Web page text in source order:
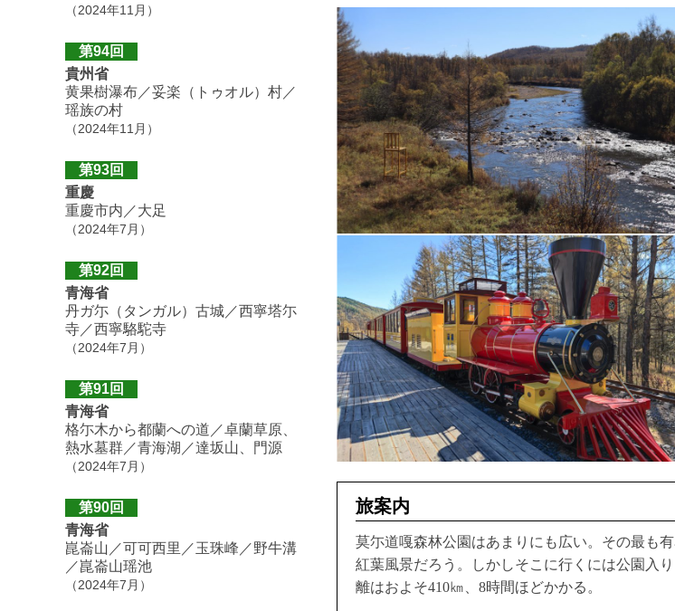
旅案内
莫尓道嘎森林公園はあまりにも広い。その最も
紅葉風景だろう。しかしそこに行くには公園入
離はおよそ410㎞、8時間ほどかかる。
（2024年11月）
第94回
貴州省
黄果樹瀑布／妥楽（トゥオル）村／
瑶族の村
（2024年11月）
第93回
重慶
重慶市内／大足
（2024年7月）
第92回
青海省
丹ガ尓（タンガル）古城／西寧塔尓
寺／西寧駱駝寺
（2024年7月）
第91回
青海省
格尓木から都蘭への道／卓蘭草原、
熱水墓群／青海湖／達坂山、門源
（2024年7月）
第90回
青海省
崑崙山／可可西里／玉珠峰／野牛溝
／崑崙山瑶池
（2024年7月）